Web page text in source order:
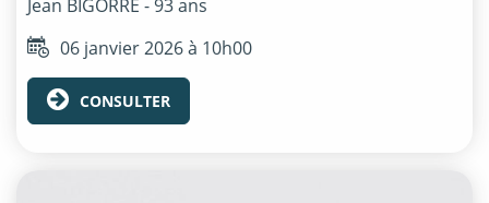
Jean BIGORRE - 93 ans
06 janvier 2026 à 10h00
CONSULTER